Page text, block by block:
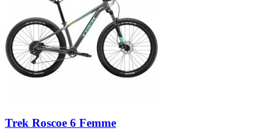
Trek Roscoe 6 Femme